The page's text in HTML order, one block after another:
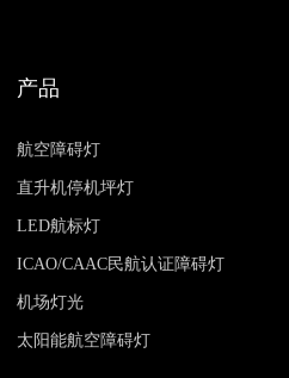
产品
航空障碍灯
直升机停机坪灯
LED航标灯
ICAO/CAAC民航认证障碍灯
机场灯光
太阳能航空障碍灯